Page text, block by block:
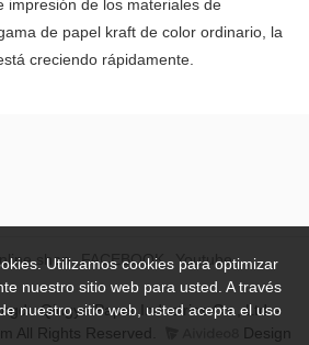
impresión de los materiales de
de papel kraft de color ordinario, la
creciendo rápidamente.
shop FACEBOOK
Youtube
Qingya Paper Industries Co., Ltd. -
All Rights Reserved.
Design
Utilizamos cookies para optimizar
nuestro sitio web para usted. A través
nuestro sitio web, usted acepta el uso